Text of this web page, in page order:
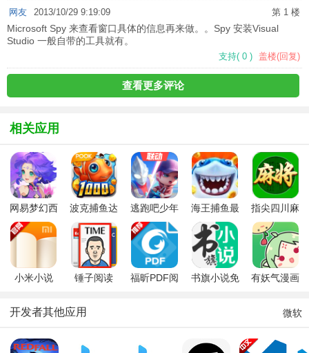
第 1 楼
网友 2013/10/29 9:19:09
Microsoft Spy 来查看窗口具体的信息再来做。。Spy 安装Visual
Studio 一般自带的工具就有。
支持( 0 ) 盖楼(回复)
查看更多评论
相关应用
网易梦幻西
游手游
波克捕鱼达
人千炮版
2022微信版
本
逃跑吧少年
九游版最新
版
海王捕鱼最
新版官方正
版
指尖四川麻
将app最新
版
小米小说
锤子阅读
福昕PDF阅
书旗小说免
有妖气漫画
开发者其他应用 微软